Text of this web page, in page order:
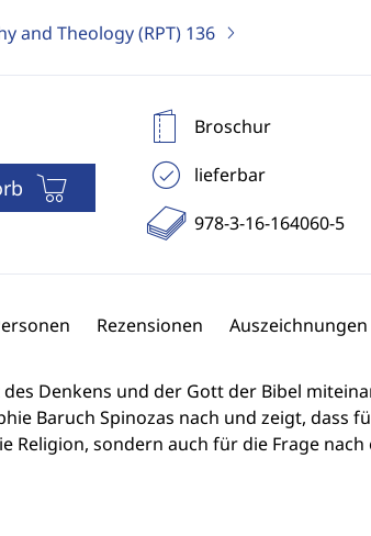
and Theology (RPT) 136
Broschur
lieferbar
978-3-16-164060-5
Rezensionen Auszeichnungen
Denkens und der Gott der Bibel
Baruch Spinozas nach und zeigt, dass
Religion, sondern auch für die Frage